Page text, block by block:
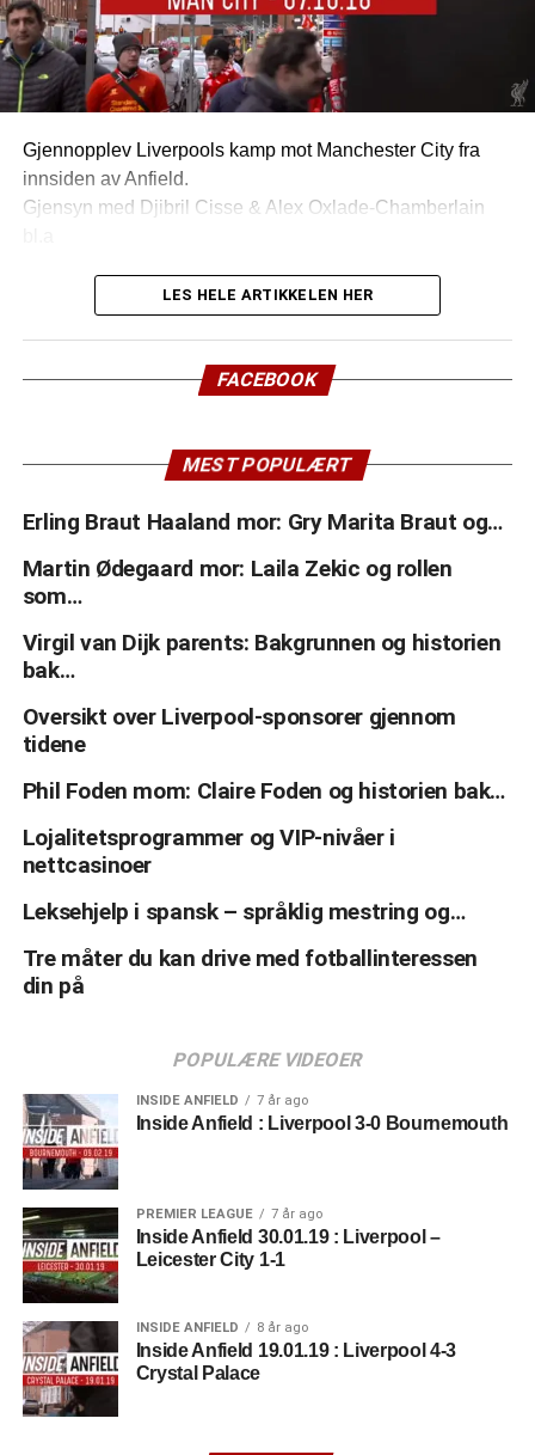
Gjennopplev Liverpools kamp mot Manchester City fra
innsiden av Anfield.
Gjensyn med Djibril Cisse & Alex Oxlade-Chamberlain
LES HELE ARTIKKELEN HER
FACEBOOK
MEST POPULÆRT
Erling Braut Haaland mor: Gry Marita Braut og…
Martin Ødegaard mor: Laila Zekic og rollen
som…
Virgil van Dijk parents: Bakgrunnen og historien
bak…
Oversikt over Liverpool-sponsorer gjennom
tidene
Phil Foden mom: Claire Foden og historien bak…
Lojalitetsprogrammer og VIP-nivåer i
nettcasinoer
Leksehjelp i spansk – språklig mestring og…
Tre måter du kan drive med fotballinteressen
din på
POPULÆRE VIDEOER
INSIDE ANFIELD 7 år ago
Inside Anfield : Liverpool 3-0 Bournemouth
PREMIER LEAGUE 7 år ago
Inside Anfield 30.01.19 : Liverpool –
Leicester City 1-1
INSIDE ANFIELD 8 år ago
Inside Anfield 19.01.19 : Liverpool 4-3
Crystal Palace